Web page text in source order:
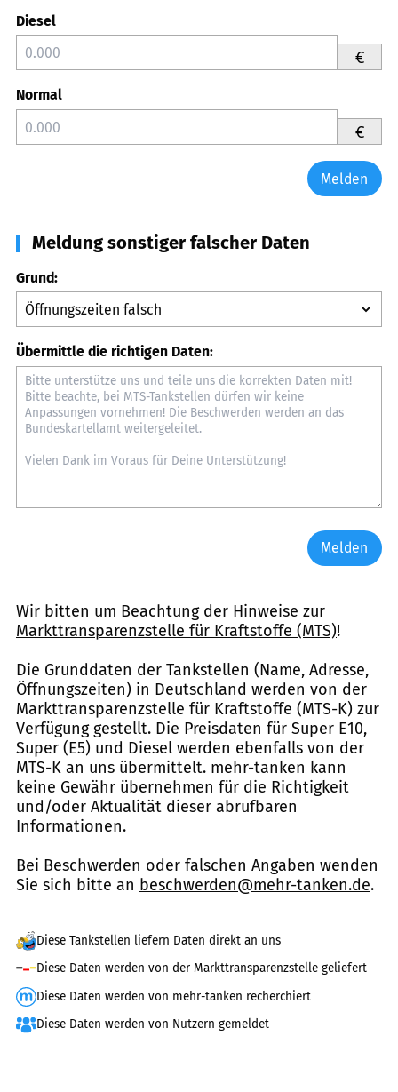
Diesel
€
Normal
€
Melden
Meldung sonstiger falscher Daten
Grund:
Übermittle die richtigen Daten:
Melden
Wir bitten um Beachtung der Hinweise zur
Markttransparenzstelle für Kraftstoffe (MTS)!
Die Grunddaten der Tankstellen (Name, Adresse,
Öffnungszeiten) in Deutschland werden von der
Markttransparenzstelle für Kraftstoffe (MTS-K) zur
Verfügung gestellt. Die Preisdaten für Super E10,
Super (E5) und Diesel werden ebenfalls von der
MTS-K an uns übermittelt. mehr-tanken kann
keine Gewähr übernehmen für die Richtigkeit
und/oder Aktualität dieser abrufbaren
Informationen.
Bei Beschwerden oder falschen Angaben wenden
Sie sich bitte an beschwerden@mehr-tanken.de.
Diese Tankstellen liefern Daten direkt an uns
Diese Daten werden von der Markttransparenzstelle geliefert
Diese Daten werden von mehr-tanken recherchiert
Diese Daten werden von Nutzern gemeldet